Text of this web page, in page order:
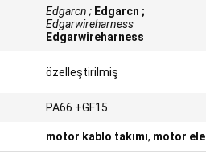
Edgarcn ; Edgarcn ;
Edgarwireharness
Edgarwireharness
özelleştirilmiş
PA66 +GF15
motor kablo takımı, motor